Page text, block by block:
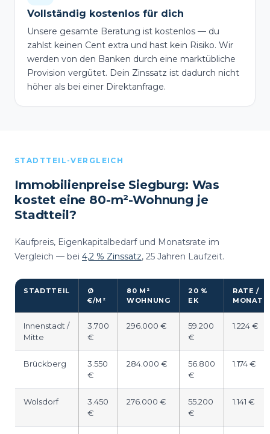
Vollständig kostenlos für dich
Unsere gesamte Beratung ist kostenlos — du
zahlst keinen Cent extra und hast kein Risiko. Wir
werden von den Banken durch eine marktübliche
Provision vergütet. Dein Zinssatz ist dadurch nicht
höher als bei einer Direktanfrage.
STADTTEIL-VERGLEICH
Immobilienpreise Siegburg: Was
kostet eine 80-m²-Wohnung je
Stadtteil?
Kaufpreis, Eigenkapitalbedarf und Monatsrate im
Vergleich — bei 4,2 % Zinssatz, 25 Jahren Laufzeit.
STADTTEIL
Ø
€/M²
80 M²
WOHNUNG
20 %
EK
RATE /
MONAT
Innenstadt /
Mitte
3.700
€
296.000 €
59.200
€
1.224 €
Brückberg
3.550
€
284.000 €
56.800
€
1.174 €
Wolsdorf
3.450
€
276.000 €
55.200
€
1.141 €